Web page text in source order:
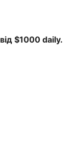
$1000 daily.